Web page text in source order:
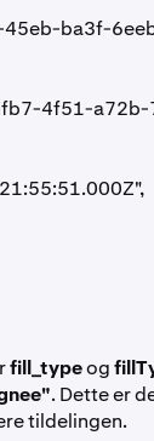
ba3f-
4f51-
fill_typeog
. Dette er
tildelingen.